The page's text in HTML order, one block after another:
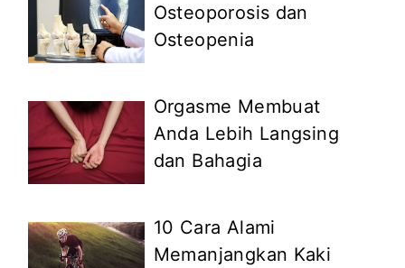
Osteoporosis dan
Osteopenia
Orgasme Membuat
Anda Lebih Langsing
dan Bahagia
10 Cara Alami
Memanjangkan Kaki